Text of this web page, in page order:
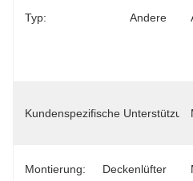
Typ: Andere
Kundenspezifische
Montierung: Deckenlüfter